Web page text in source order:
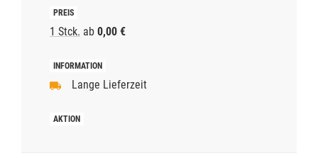
1 Stck. ab 0,00 €
Lange Lieferzeit